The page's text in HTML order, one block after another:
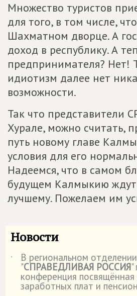
Множество туристов
для того, в том числе,
Шахматном дворце. А
доход в республику. А
предпринимателя? Нет!
идиотизм далее нет
возможности.
Так что представители
Хурале, можно считать,
путь новому главе
условия для его
Надеемся, что в самом
будущем Калмыкию
лучшему. Пожелаем им
Новости
˙ В региональном
"СПРАВЕДЛИВАЯ РОССИЯ
конференция
заработных плат и